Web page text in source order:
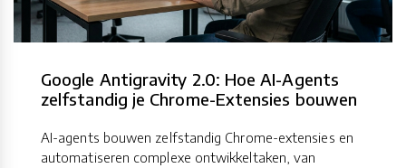
Google Antigravity 2.0: Hoe AI-Agents
zelfstandig je Chrome-Extensies bouwen
AI-agents bouwen zelfstandig Chrome-extensies en
automatiseren complexe ontwikkeltaken, van